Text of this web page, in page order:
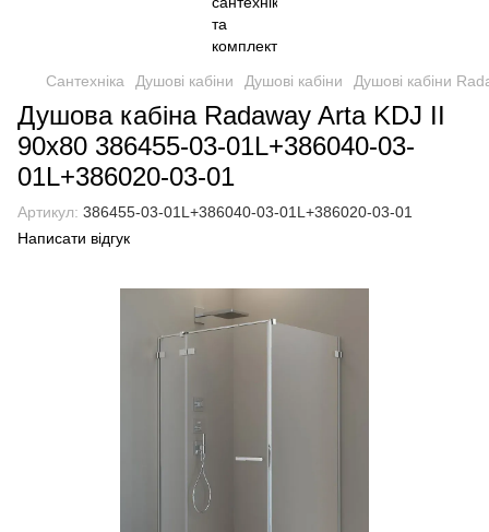
Сантехніка Душові кабіни Душові кабіни Душові кабіни
Душова кабіна Radaway Arta KDJ II
90x80 386455-03-01L+386040-03-
01L+386020-03-01
Артикул: 386455-03-01L+386040-03-01L+386020-03-01
Написати відгук